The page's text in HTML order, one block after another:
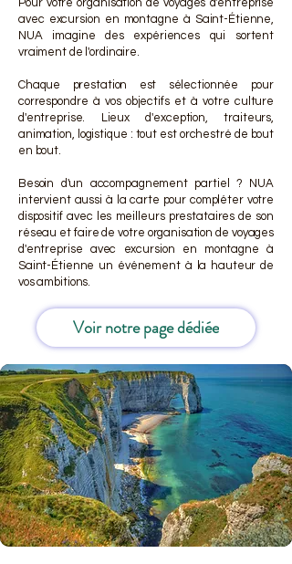
Pour votre organisation de voyages d'entreprise
avec excursion en montagne à Saint-Étienne,
NUA imagine des expériences qui sortent
vraiment de l'ordinaire.
Chaque prestation est sélectionnée pour
correspondre à vos objectifs et à votre culture
d'entreprise. Lieux d'exception, traiteurs,
animation, logistique : tout est orchestré de bout
en bout.
Besoin d'un accompagnement partiel ? NUA
intervient aussi à la carte pour compléter votre
dispositif avec les meilleurs prestataires de son
réseau et faire de votre organisation de voyages
d'entreprise avec excursion en montagne à
Saint-Étienne un événement à la hauteur de
vos ambitions.
Voir notre page dédiée